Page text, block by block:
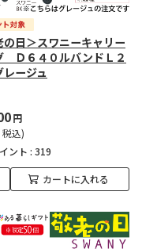
の日＞スワニーキャリー
Ｄ６４０ルバンドＬ２
ージュ
円
込)
ント : 319
カートに入れる